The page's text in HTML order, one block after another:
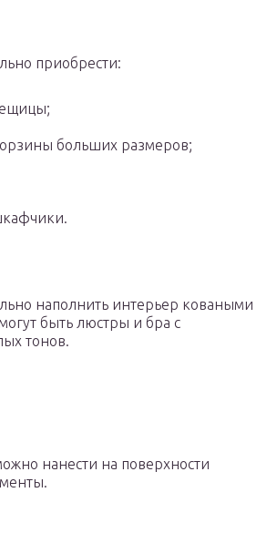
приобрести:
больших размеров;
наполнить интерьер коваными
быть люстры и бра с
тонов.
нанести на поверхности